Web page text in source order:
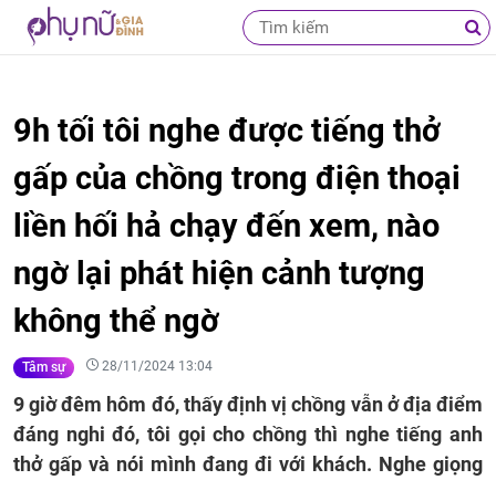
9h tối tôi nghe được tiếng thở
gấp của chồng trong điện thoại
liền hối hả chạy đến xem, nào
ngờ lại phát hiện cảnh tượng
không thể ngờ
Tâm sự 28/11/2024 13:04
9 giờ đêm hôm đó, thấy định vị chồng vẫn ở địa điểm
đáng nghi đó, tôi gọi cho chồng thì nghe tiếng anh
thở gấp và nói mình đang đi với khách. Nghe giọng